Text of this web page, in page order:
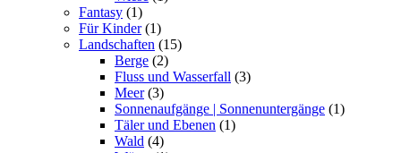
Fantasy (1)
Für Kinder (1)
Landschaften (15)
Berge (2)
Fluss und Wasserfall (3)
Meer (3)
Sonnenaufgänge | Sonnenuntergänge (1)
Täler und Ebenen (1)
Wald (4)